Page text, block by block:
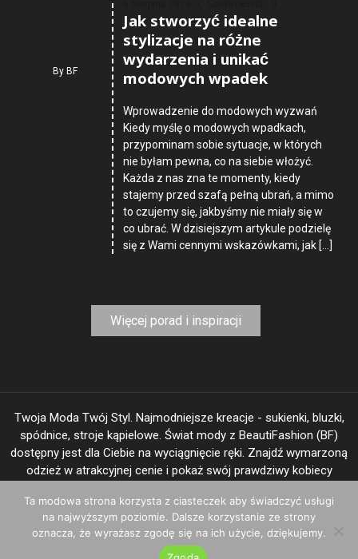
ByBF
Jak stworzyć idealne
stylizacje na różne
wydarzenia i unikać
modowych wpadek
Wprowadzenie do modowych wyzwań
Kiedy myślę o modowych wpadkach,
przypominam sobie sytuacje, w których
nie byłam pewna, co na siebie włożyć.
Każda z nas zna te momenty, kiedy
stajemy przed szafą pełną ubrań, a mimo
to czujemy się, jakbyśmy nie miały się w
co ubrać. W dzisiejszym artykule podzielę
się z Wami cennymi wskazówkami, jak […]
Więcej porad i inspiracji
Twoja Moda Twój Styl. Najmodniejsze kreacje - sukienki, bluzki,
spódnice, stroje kąpielowe. Świat mody z BeautiFashion (BF)
dostępny jest dla Ciebie na wyciągnięcie ręki. Znajdź wymarzoną
odzież w atrakcyjnej cenie i pokaż swój prawdziwy kobiecy
Theme: Shopay by
Ta modowa strona korzysta z ciasteczek aby świadczyć usługi
na najwyższym poziomie. Dalsze korzystanie ze strony
oznacza, że wyrażasz zgodę się na ich użycie, dziękujemy.